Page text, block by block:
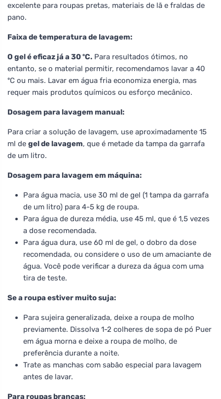
excelente para roupas pretas, materiais de lã e fraldas de
pano.
Faixa de temperatura de lavagem:
O gel é eficaz já a 30 ºC. Para resultados ótimos, no
entanto, se o material permitir, recomendamos lavar a 40
ºC ou mais. Lavar em água fria economiza energia, mas
requer mais produtos químicos ou esforço mecânico.
Dosagem para lavagem manual:
Para criar a solução de lavagem, use aproximadamente 15
ml de gel de lavagem, que é metade da tampa da garrafa
de um litro.
Dosagem para lavagem em máquina:
Para água macia, use 30 ml de gel (1 tampa da garrafa
de um litro) para 4-5 kg de roupa.
Para água de dureza média, use 45 ml, que é 1,5 vezes
a dose recomendada.
Para água dura, use 60 ml de gel, o dobro da dose
recomendada, ou considere o uso de um amaciante de
água. Você pode verificar a dureza da água com uma
tira de teste.
Se a roupa estiver muito suja:
Para sujeira generalizada, deixe a roupa de molho
previamente. Dissolva 1-2 colheres de sopa de pó Puer
em água morna e deixe a roupa de molho, de
preferência durante a noite.
Trate as manchas com sabão especial para lavagem
antes de lavar.
Para roupas brancas: